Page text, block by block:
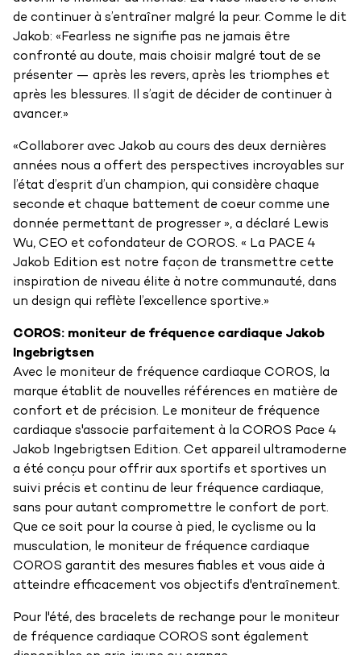
de continuer à s’entraîner malgré la peur. Comme le dit
Jakob: «Fearless ne signifie pas ne jamais être
confronté au doute, mais choisir malgré tout de se
présenter — après les revers, après les triomphes et
après les blessures. Il s’agit de décider de continuer à
avancer.»
«Collaborer avec Jakob au cours des deux dernières
années nous a offert des perspectives incroyables sur
l’état d’esprit d’un champion, qui considère chaque
seconde et chaque battement de coeur comme une
donnée permettant de progresser », a déclaré Lewis
Wu, CEO et cofondateur de COROS. « La PACE 4
Jakob Edition est notre façon de transmettre cette
inspiration de niveau élite à notre communauté, dans
un design qui reflète l’excellence sportive.»
COROS: moniteur de fréquence cardiaque Jakob
Ingebrigtsen
Avec le moniteur de fréquence cardiaque COROS, la
marque établit de nouvelles références en matière de
confort et de précision. Le moniteur de fréquence
cardiaque s'associe parfaitement à la COROS Pace 4
Jakob Ingebrigtsen Edition. Cet appareil ultramoderne
a été conçu pour offrir aux sportifs et sportives un
suivi précis et continu de leur fréquence cardiaque,
sans pour autant compromettre le confort de port.
Que ce soit pour la course à pied, le cyclisme ou la
musculation, le moniteur de fréquence cardiaque
COROS garantit des mesures fiables et vous aide à
atteindre efficacement vos objectifs d'entraînement.
Pour l'été, des bracelets de rechange pour le moniteur
de fréquence cardiaque COROS sont également